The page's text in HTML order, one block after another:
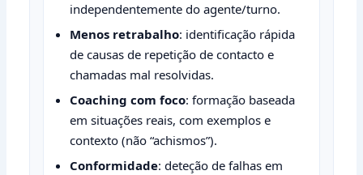
independentemente do agente/turno.
Menos retrabalho: identificação rápida
de causas de repetição de contacto e
chamadas mal resolvidas.
Coaching com foco: formação baseada
em situações reais, com exemplos e
contexto (não “achismos”).
Conformidade: deteção de falhas em